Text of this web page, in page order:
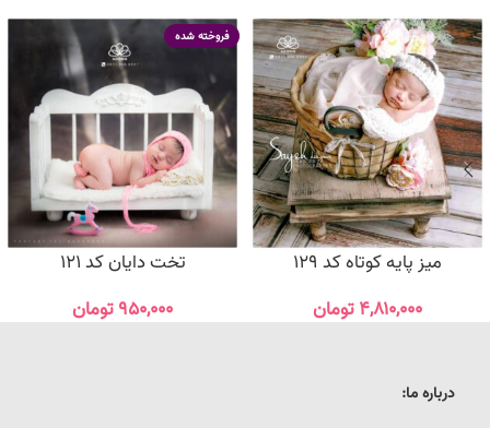
میز پایه کوتاه کد 129
۴,۸۱۰,۰۰۰تومان
فروخته شده
تخت دایان کد 121
۹۵۰,۰۰۰تومان
درباره ما: